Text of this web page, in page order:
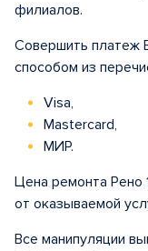
филиалов.
Совершить
способом из
Visa,
Mastercard,
МИР.
Цена ремонта Рено
от оказываемой
Все манипуляции